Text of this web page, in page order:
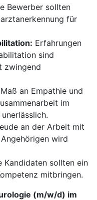
Bewerber sollten
für
Erfahrungen
sind
zwingend
an Empathie und
im
an der Arbeit mit
wird
Kandidaten sollten ein
mitbringen.
(m/w/d) im